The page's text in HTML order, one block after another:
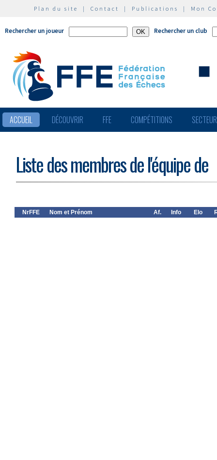
Plan du site | Contact | Publications | Mon
Rechercher un joueur Rechercher un club
ACCUEIL DÉCOUVRIR FFE COMPÉTITIONS
Liste des membres de l'équipe de
NrFFE Nom et Prénom Af. Info Elo